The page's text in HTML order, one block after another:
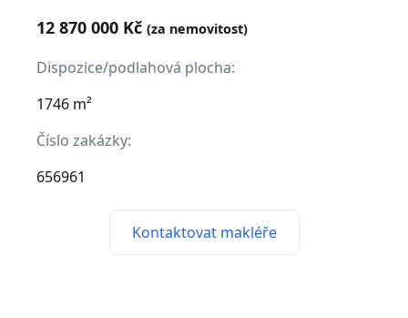
12 870 000 Kč (za nemovitost)
Dispozice/podlahová plocha:
1746 m²
Číslo zakázky:
656961
Kontaktovat makléře